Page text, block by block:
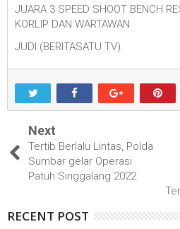
JUARA 3 SPEED SHOOT BENCH
KORLIP DAN WARTAWAN
JUDI (BERITASATU TV).
Next
Tertib Berlalu Lintas, Polda
Sumbar gelar Operasi
Patuh Singgalang 2022
RECENT POST